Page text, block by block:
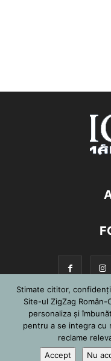
Stimate cititor,
Site-ul ZigZag
personaliza și
pentru a se integra cu
reclame
Accept
Nu